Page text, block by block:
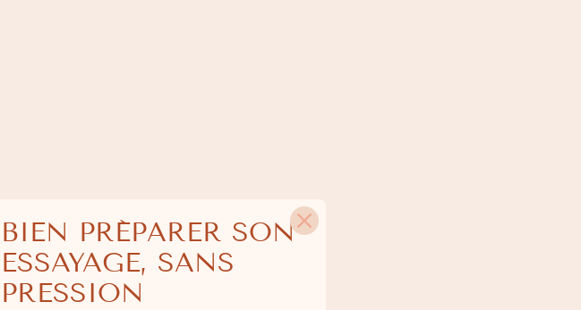
BIEN PRÉPARER SON
ESSAYAGE, SANS
PRESSION